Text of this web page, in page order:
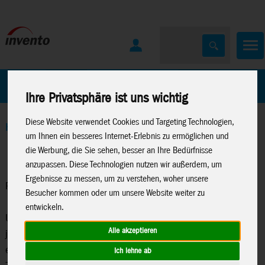
Ihre Privatsphäre ist uns wichtig
Diese Website verwendet Cookies und Targeting Technologien,
um Ihnen ein besseres Internet-Erlebnis zu ermöglichen und
die Werbung, die Sie sehen, besser an Ihre Bedürfnisse
anzupassen. Diese Technologien nutzen wir außerdem, um
Ergebnisse zu messen, um zu verstehen, woher unsere
Besucher kommen oder um unsere Website weiter zu
entwickeln.
Alle akzeptieren
Ich lehne ab
Home >Windspiele>Paddle Spinner
Paddle Spinner
Unsere bezaubernde Paddle Spinner-Collection bringt Leben in
jeden Garten. Diese geflügelten Kreaturen werden schon mit
einer sanften Brise zum Leben erweckt und beeindrucken jeden